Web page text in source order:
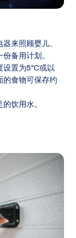
来照顾婴儿、
备用计划。
置为5°C或以
的食物可保存约
饮用水。